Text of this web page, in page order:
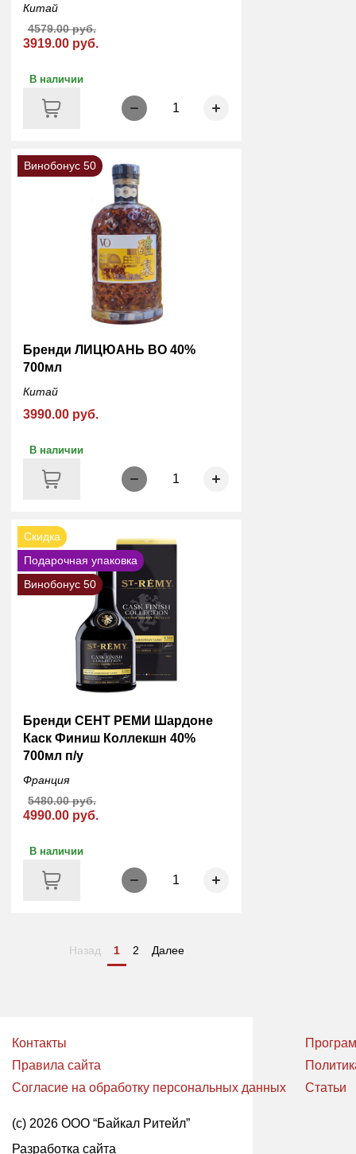
Китай
3919.00 руб.
4579.00 руб.
В наличии
1
Винобонус 50
Бренди ЛИЦЮАНЬ ВО 40%
700мл
Китай
3990.00 руб.
В наличии
1
Скидка
Подарочная упаковка
Винобонус 50
Бренди СЕНТ РЕМИ Шардоне
Каск Финиш Коллекшн 40%
700мл п/у
Франция
4990.00 руб.
5480.00 руб.
В наличии
1
Назад 1 2 Далее
Контакты
Правила сайта
Согласие на обработку персональных данных
Статьи
(с) 2026 ООО “Байкал Ритейл”
Разработка сайта